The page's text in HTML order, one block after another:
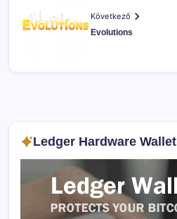
Következő
Evolutions
Ledger Hardware Wallet